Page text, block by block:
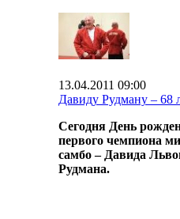
13.04.2011 09:00
Давиду Рудману – 68
Сегодня День
первого чемпиона
самбо – Давида
Рудмана.